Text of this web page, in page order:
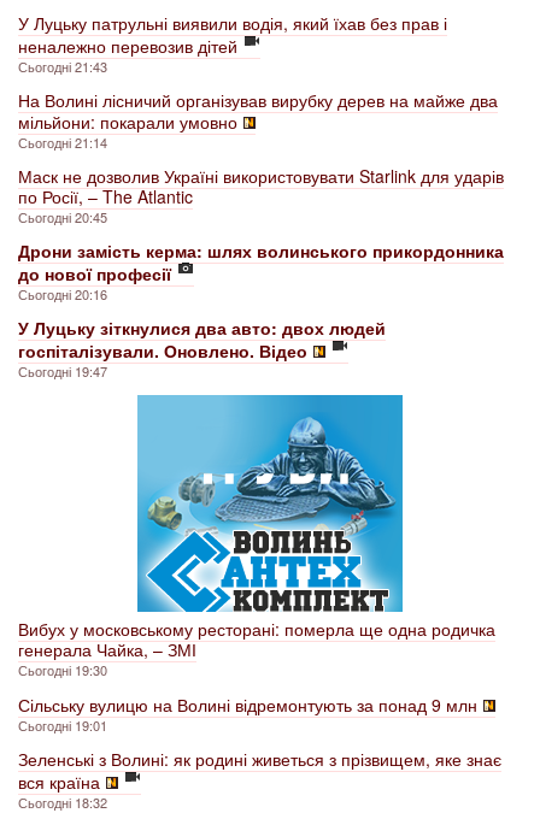
У Луцьку патрульні виявили водія, який їхав без прав і
неналежно перевозив дітей
Сьогодні 21:43
На Волині лісничий організував вирубку дерев на майже два
мільйони: покарали умовно
Сьогодні 21:14
Маск не дозволив Україні використовувати Starlink для ударів
по Росії, – The Atlantic
Сьогодні 20:45
Дрони замість керма: шлях волинського прикордонника
до нової професії
Сьогодні 20:16
У Луцьку зіткнулися два авто: двох людей
госпіталізували. Оновлено. Відео
Сьогодні 19:47
Вибух у московському ресторані: померла ще одна родичка
генерала Чайка, – ЗМІ
Сьогодні 19:30
Сільську вулицю на Волині відремонтують за понад 9 млн
Сьогодні 19:01
Зеленські з Волині: як родині живеться з прізвищем, яке знає
вся країна
Сьогодні 18:32